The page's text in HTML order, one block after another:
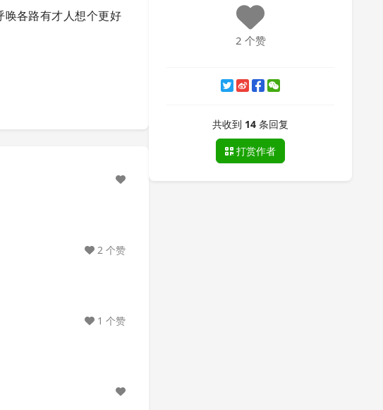
唤各路有才人想个更好
2 个赞
1 个赞
2 个赞
共收到 14 条回复
打赏作者